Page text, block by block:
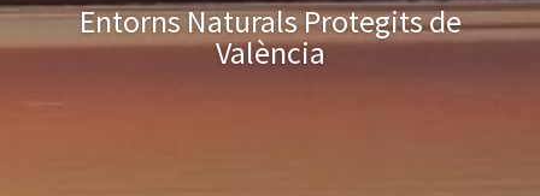
Entorns Naturals Protegits de
València